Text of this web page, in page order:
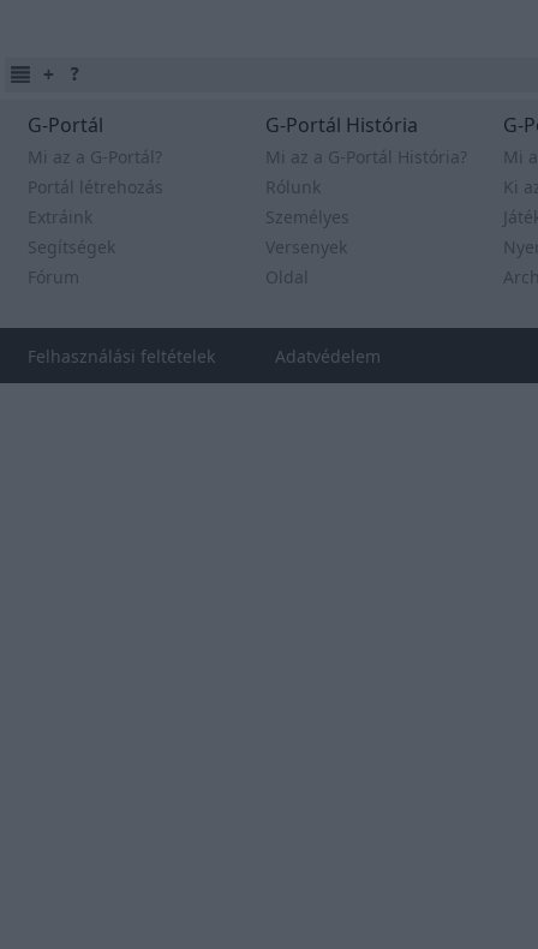
G-Portál
Mi az a G-Portál?
Portál létrehozás
Extráink
Segítségek
Fórum
G-Portál História
Mi az a G-Portál História?
Rólunk
Személyes
Versenyek
Oldal
G-
Mi
Ki
Felhasználási feltételek Adatvédelem